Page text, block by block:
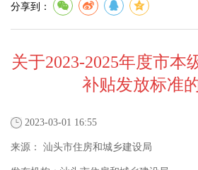
分享到：
关于2023-2025年度市本
补贴发放标准
2023-03-01 16:55
来源： 汕头市住房和城乡建设局